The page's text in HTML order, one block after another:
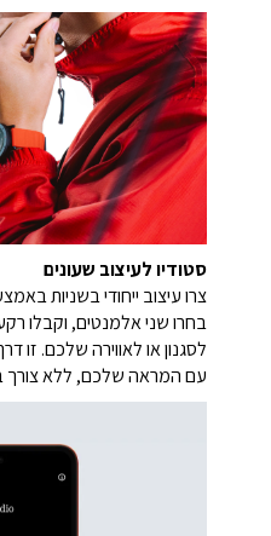
סטודיו לעיצוב שעונים
צרו עיצוב ייחודי בשניות
בחרו שני אלמנטים, וקבלו
לסגנון או לאווירה שלכם. זו
עם המראה שלכם, ללא צורך